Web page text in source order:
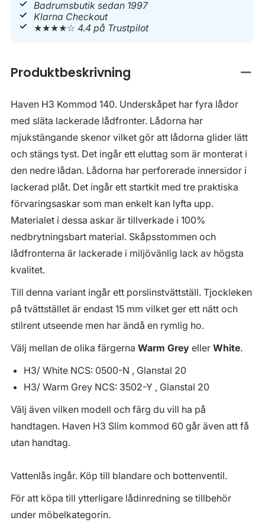
Badrumsbutik sedan 1997
Klarna Checkout
★★★★☆4.4 på Trustpilot
Produktbeskrivning
Haven H3 Kommod 140. Underskåpet har fyra lådor
med släta lackerade lådfronter. Lådorna har
mjukstängande skenor vilket gör att lådorna glider lätt
och stängs tyst. Det ingår ett eluttag som är monterat i
den nedre lådan. Lådorna har perforerade innersidor i
lackerad plåt. Det ingår ett startkit med tre praktiska
förvaringsaskar som man enkelt kan lyfta upp.
Materialet i dessa askar är tillverkade i 100%
nedbrytningsbart material. Skåpsstommen och
lådfronterna är lackerade i miljövänlig lack av högsta
kvalitet.
Till denna variant ingår ett porslinstvättställ. Tjockleken
på tvättstället är endast 15 mm vilket ger ett nätt och
stilrent utseende men har ändå en rymlig ho.
Välj mellan de olika färgerna Warm Grey eller White.
H3/ White NCS: 0500-N , Glanstal 20
H3/ Warm Grey NCS: 3502-Y , Glanstal 20
Välj även vilken modell och färg du vill ha på
handtagen. Haven H3 Slim kommod 60 går även att få
utan handtag.
Vattenlås ingår. Köp till blandare och bottenventil.
För att köpa till ytterligare lådinredning se tillbehör
under möbelkategorin.